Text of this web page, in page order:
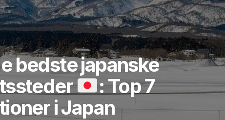
bedste japanske
: Top 7
i Japan